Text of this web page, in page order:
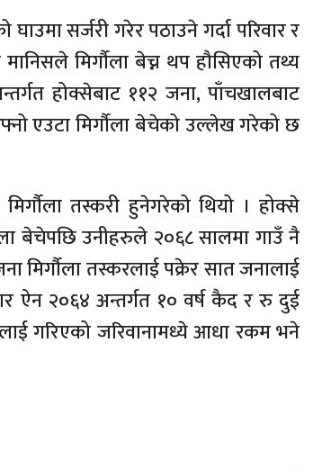
सर्जरी गरेर पठाउने गर्दा परिवार र
मिर्गौला बेच्न थप हौसिएको तथ्य
होक्सेबाट ११२ जना, पाँचखालबाट
एउटा मिर्गौला बेचेको उल्लेख गरेको छ
तस्करी हुनेगरेको थियो । होक्से
बेचेपछि उनीहरुले २०६८ सालमा गाउँ नै
मिर्गौला तस्करलाई पक्रेर सात जनालाई
ऐन २०६४ अन्तर्गत १० वर्ष कैद र रु दुई
गरिएको जरिवानामध्ये आधा रकम भने